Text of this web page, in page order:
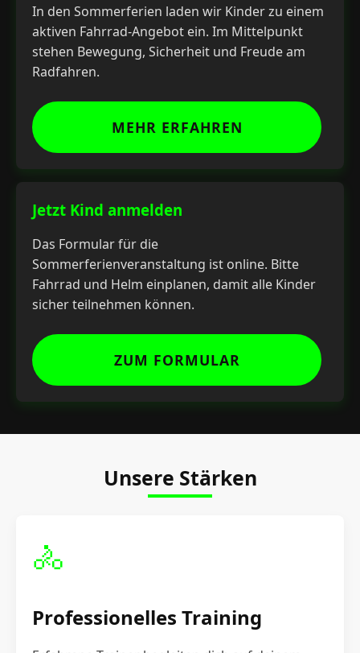
In den Sommerferien laden wir Kinder zu einem
aktiven Fahrrad-Angebot ein. Im Mittelpunkt
stehen Bewegung, Sicherheit und Freude am
Radfahren.
MEHR ERFAHREN
Jetzt Kind anmelden
Das Formular für die
Sommerferienveranstaltung ist online. Bitte
Fahrrad und Helm einplanen, damit alle Kinder
sicher teilnehmen können.
ZUM FORMULAR
Unsere Stärken
🚴
Professionelles Training